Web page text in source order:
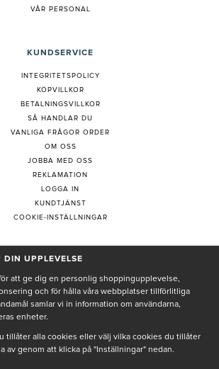
VÅR PERSONAL
KUNDSERVICE
INTEGRITETSPOLICY
KÖPVILLKOR
BETALNINGSVILLKOR
SÅ HANDLAR DU
VANLIGA FRÅGOR ORDER
OM OSS
JOBBA MED OSS
REKLAMATION
LOGGA IN
KUNDTJÄNST
COOKIE-INSTÄLLNINGAR
PÅ NYHETSBREV
min e-post, accepterar jag Seth och Sallyintegritetspolicy
matar in kommer endast användas till våra nyhetsbrev.
DIN UPPLEVELSE
att ge dig en personlig shoppingupplevelse,
och för hålla våra webbplatser tillförlitliga
samlar vi in information om användarna,
enheter.
tillåter alla cookies eller välj vilka cookies du tillåter
av genom att klicka på "Inställningar" nedan.